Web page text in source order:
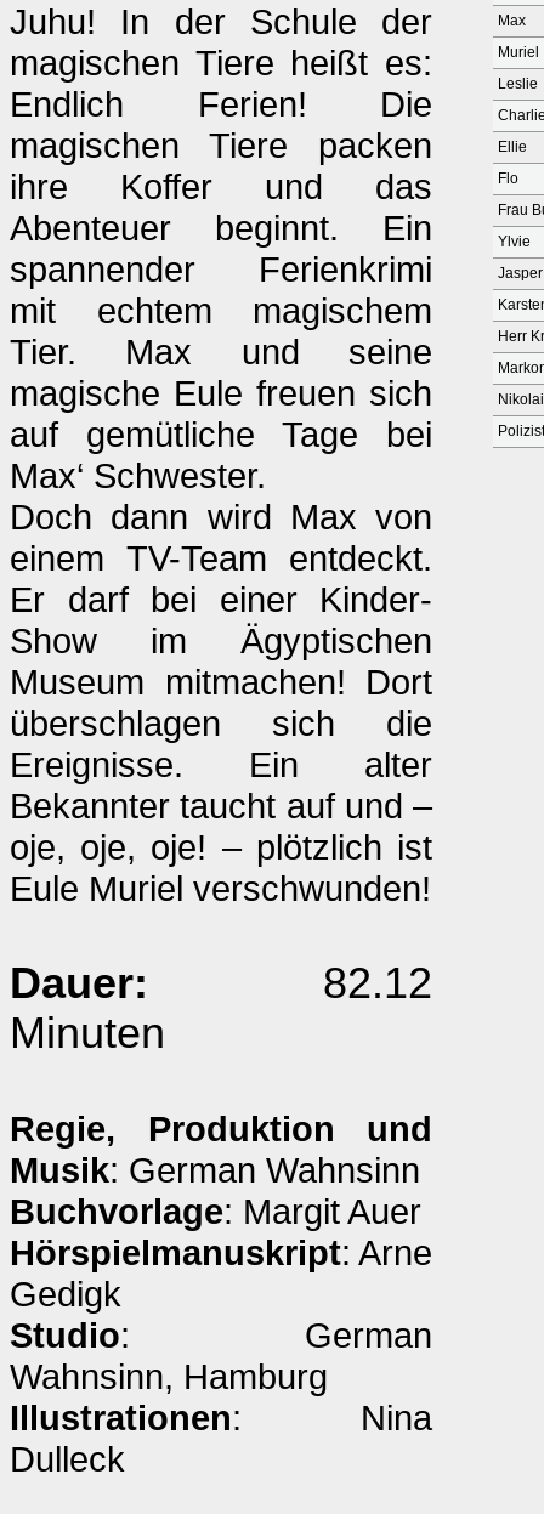
Juhu! In der Schule der
magischen Tiere heißt es:
Endlich Ferien! Die
magischen Tiere packen
ihre Koffer und das
Abenteuer beginnt. Ein
spannender Ferienkrimi
mit echtem magischem
Tier. Max und seine
magische Eule freuen sich
auf gemütliche Tage bei
Max‘ Schwester.
Doch dann wird Max von
einem TV-Team entdeckt.
Er darf bei einer Kinder-
Show im Ägyptischen
Museum mitmachen! Dort
überschlagen sich die
Ereignisse. Ein alter
Bekannter taucht auf und –
oje, oje, oje! – plötzlich ist
Eule Muriel verschwunden!
Dauer: 82.12
Minuten
Regie, Produktion und
Musik: German Wahnsinn
Buchvorlage: Margit Auer
Hörspielmanuskript: Arne
Gedigk
Studio: German
Wahnsinn, Hamburg
Illustrationen: Nina
Dulleck
Max
Muriel
Leslie
Ellie
Flo
Frau
Ylvie
Jasper
Herr
Nikolai
Polizist